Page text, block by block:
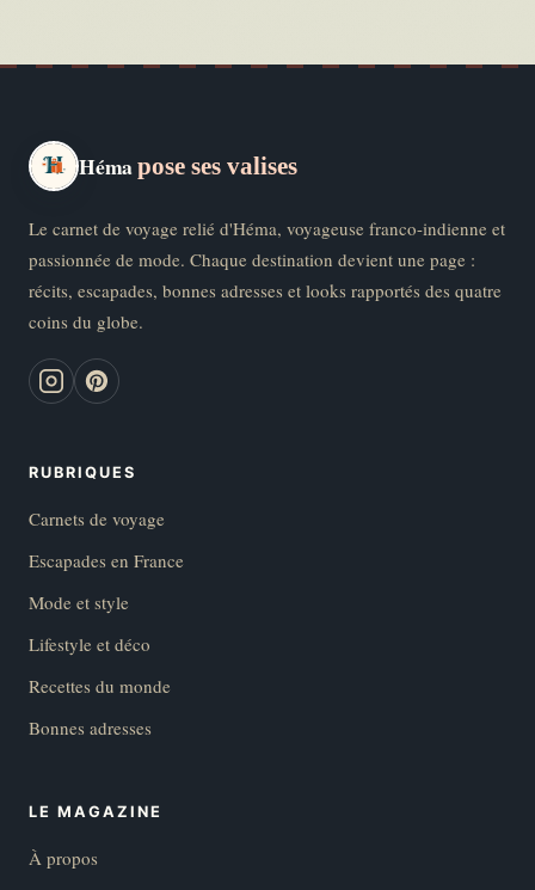
Hémapose ses valises
Le carnet de voyage relié d'Héma, voyageuse franco-indienne et
passionnée de mode. Chaque destination devient une page :
récits, escapades, bonnes adresses et looks rapportés des quatre
coins du globe.
RUBRIQUES
Carnets de voyage
Escapades en France
Mode et style
Lifestyle et déco
Recettes du monde
Bonnes adresses
LE MAGAZINE
À propos